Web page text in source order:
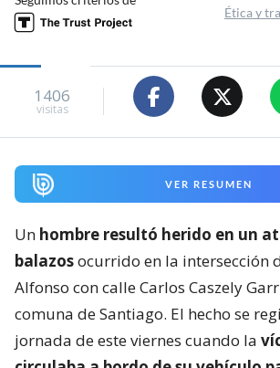
Ética y
1406
visitas
VER RESUMEN
Un hombre resultó herido en un
balazosocurrido en la intersección
Alfonso con calle Carlos Caszely
comuna de Santiago. El hecho se
jornada de este viernes cuando la